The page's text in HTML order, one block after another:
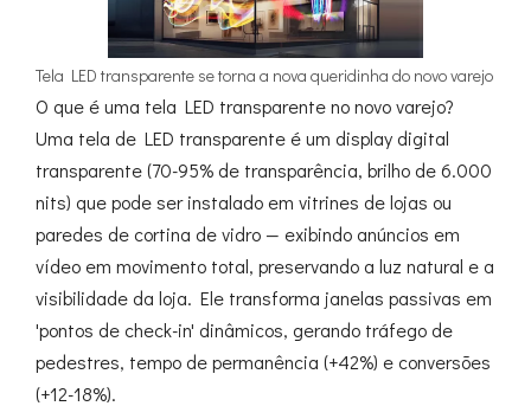
Tela LED transparente se torna a nova queridinha do novo varejo
O que é uma tela LED transparente no novo varejo?
Uma tela de LED transparente é um display digital
transparente (70-95% de transparência, brilho de 6.000
nits) que pode ser instalado em vitrines de lojas ou
paredes de cortina de vidro — exibindo anúncios em
vídeo em movimento total, preservando a luz natural e a
visibilidade da loja. Ele transforma janelas passivas em
'pontos de check-in' dinâmicos, gerando tráfego de
pedestres, tempo de permanência (+42%) e conversões
(+12-18%).